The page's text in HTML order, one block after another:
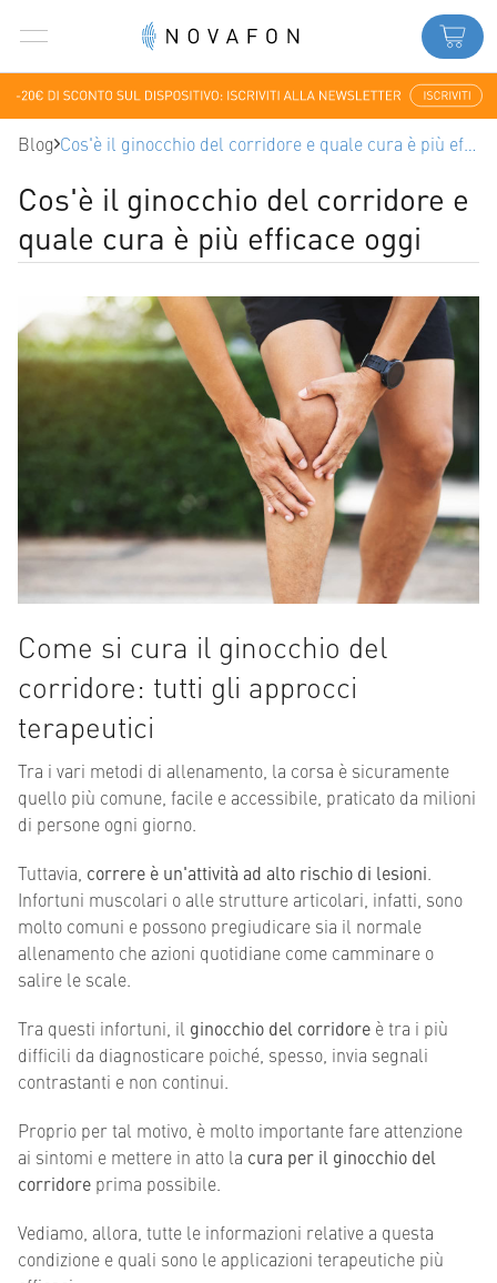
Blog Cos'è il ginocchio del corridore e quale cura è più efficace oggi
Cos'è il ginocchio del corridore e
quale cura è più efficace oggi
Come si cura il ginocchio del
corridore: tutti gli approcci
terapeutici
Tra i vari metodi di allenamento, la corsa è sicuramente
quello più comune, facile e accessibile, praticato da milioni
di persone ogni giorno.
Tuttavia, correre è un'attività ad alto rischio di lesioni
Infortuni muscolari o alle strutture articolari, infatti, sono
molto comuni e possono pregiudicare sia il normale
allenamento che azioni quotidiane come camminare o
salire le scale.
Tra questi infortuni, il ginocchio del corridore è tra i più
difficili da diagnosticare poiché, spesso, invia segnali
contrastanti e non continui.
Proprio per tal motivo, è molto importante fare attenzione
ai sintomi e mettere in atto la cura per il ginocchio del
corridore prima possibile.
Vediamo, allora, tutte le informazioni relative a questa
condizione e quali sono le applicazioni terapeutiche più